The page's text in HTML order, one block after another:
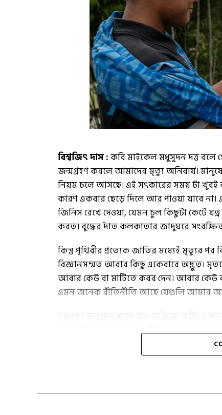
বিশ্বজিৎ দাস :কবি মাইকেল মধুসূদন দত্ত বলে
জন্মগ্রহণ করলে আমাদের মৃত্যু অনিবার্য।
নিয়ম চলে আসছে। এই সৎকারের সময় টা
কারণ একবার ছেড়ে দিলে আর পাওয়া যাবে
জিনিস রেখে দেওয়া, যেমন চুল কিছুটা কেটে
করত। বুদ্ধের দাঁত কলকাতার জাদুঘরে
কিন্তু পৃথিবীর প্রত্যেক জাতির মধ্যেই মৃত্যুর
বিজ্ঞানসম্মত আবার কিছু একেবারে অদ্ভুত।
আবার কেউ বা মাটিতে কবর দেন। আবার কেউ
এমন অনেক রীতিনীতি আছে যেগুলি আমার
স্বাভাবিক মনে হলেও কিছু কিছু সংস্কৃতিতে মৃত
পৃথিবী জুড়ে চলা এই আশ্চর্য ও কিছুটা